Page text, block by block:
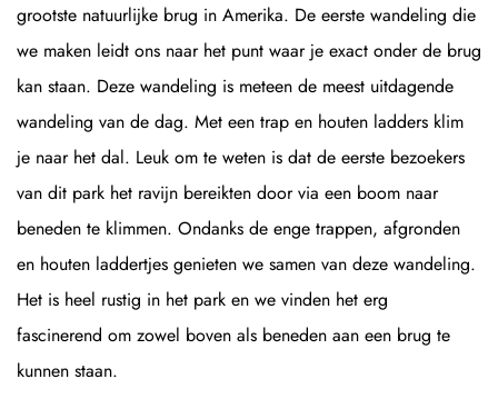
grootste natuurlijke brug in Amerika. De eerste wandeling die
we maken leidt ons naar het punt waar je exact onder de brug
kan staan. Deze wandeling is meteen de meest uitdagende
wandeling van de dag. Met een trap en houten ladders klim
je naar het dal. Leuk om te weten is dat de eerste bezoekers
van dit park het ravijn bereikten door via een boom naar
beneden te klimmen. Ondanks de enge trappen, afgronden
en houten laddertjes genieten we samen van deze wandeling.
Het is heel rustig in het park en we vinden het erg
fascinerend om zowel boven als beneden aan een brug te
kunnen staan.